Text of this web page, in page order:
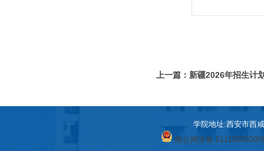
上一篇：新疆2026年招生计
学院地址:西安市西
陕公网安备